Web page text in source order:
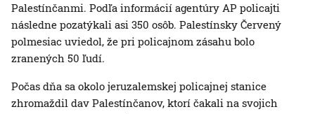
Palestínčanmi. Podľa informácií agentúry AP policajti
následne pozatýkali asi 350 osôb. Palestínsky Červený
polmesiac uviedol, že pri policajnom zásahu bolo
zranených 50 ľudí.
Počas dňa sa okolo jeruzalemskej policajnej stanice
zhromaždil dav Palestínčanov, ktorí čakali na svojich